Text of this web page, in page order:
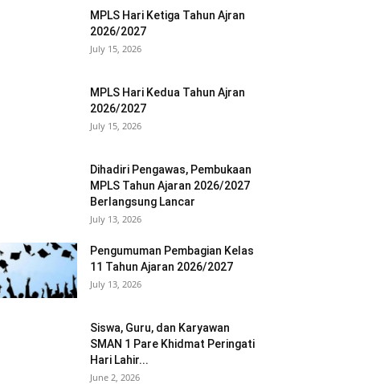
MPLS Hari Ketiga Tahun Ajran
2026/2027
July 15, 2026
MPLS Hari Kedua Tahun Ajran
2026/2027
July 15, 2026
Dihadiri Pengawas, Pembukaan
MPLS Tahun Ajaran 2026/2027
Berlangsung Lancar
July 13, 2026
Pengumuman Pembagian Kelas
11 Tahun Ajaran 2026/2027
July 13, 2026
Siswa, Guru, dan Karyawan
SMAN 1 Pare Khidmat Peringati
Hari Lahir...
June 2, 2026